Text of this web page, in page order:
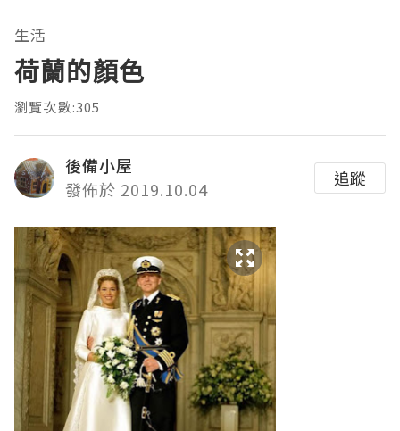
生活
荷蘭的顏色
瀏覽次數:305
後備小屋
發佈於 2019.10.04
追蹤